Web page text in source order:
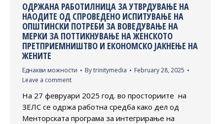
ОДРЖАНА РАБОТИЛНИЦА ЗА УТВРДУВАЊЕ НА
НАОДИТЕ ОД СПРОВЕДЕНО ИСПИТУВАЊЕ НА
ОПШТИНСКИ ПОТРЕБИ ЗА ВОВЕДУВАЊЕ НА
МЕРКИ ЗА ПОТТИКНУВАЊЕ НА ЖЕНСКОТО
ПРЕТПРИЕМНИШТВО И ЕКОНОМСКО ЈАКНЕЊЕ НА
ЖЕНИТЕ
Еднакви можности Bytrinitymedia
February 28, 2025
Leave a comment
На 27 февруари 2025 год. во просториите на
ЗЕЛС се одржа работна средба како дел од
Менторската програма за интегрирање на